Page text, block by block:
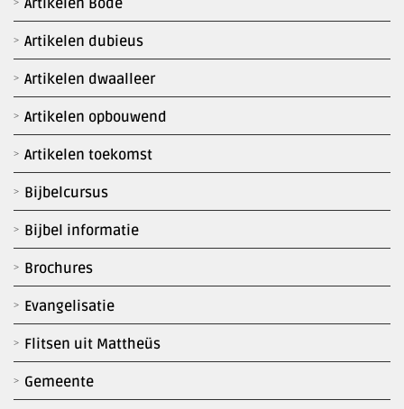
Artikelen dubieus
Artikelen dwaalleer
Artikelen opbouwend
Artikelen toekomst
Bijbelcursus
Bijbel informatie
Brochures
Evangelisatie
Flitsen uit Mattheüs
Gemeente